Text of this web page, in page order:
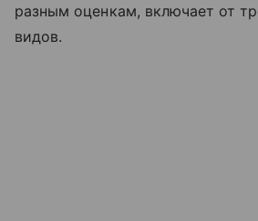
разным оценкам, включает от
видов.